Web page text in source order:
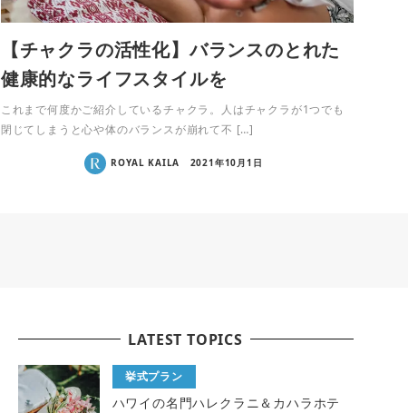
【チャクラの活性化】バランスのとれた
健康的なライフスタイルを
これまで何度かご紹介しているチャクラ。人はチャクラが1つでも
閉じてしまうと心や体のバランスが崩れて不 […]
ROYAL KAILA 2021年10月1日
LATEST TOPICS
挙式プラン
ハワイの名門ハレクラニ＆カハラホテ